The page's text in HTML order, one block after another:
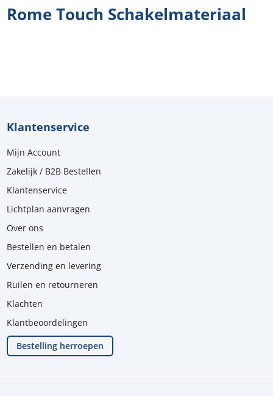
Rome Touch Schakelmateriaal
Klantenservice
Mijn Account
Zakelijk / B2B Bestellen
Klantenservice
Lichtplan aanvragen
Over ons
Bestellen en betalen
Verzending en levering
Ruilen en retourneren
Klachten
Klantbeoordelingen
Bestelling herroepen